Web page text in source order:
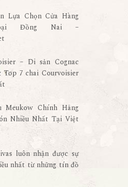
Lựa Chọn Cửa Hàng
Đồng Nai –
– Di sản Cognac
Top 7 chai Courvoisier
Meukow Chính Hãng
Nhiều Nhất Tại Việt
luôn nhận được sự
nhất từ những tín đồ